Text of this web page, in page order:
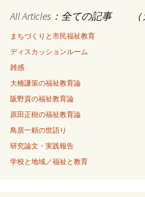
All Articles：全ての記事 （
まちづくりと市民福祉教育
ディスカッションルーム
雑感
大橋謙策の福祉教育論
阪野貢の福祉教育論
原田正樹の福祉教育論
鳥居一頼の世語り
研究論文・実践報告
学校と地域／福祉と教育